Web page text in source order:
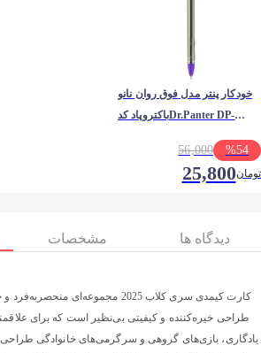
خودکار پنتر مدل فوق روان نانو
باکتروپاد کدDr.Panter DP-
56,000 %54
25,800تومان
مشخصات
دیدگاه ها
طراحی خیره‌کننده و کیفیتی بی‌نظیر است که برای
یادگاری، بازی‌های گروهی و سرگرمی‌های خانوادگی